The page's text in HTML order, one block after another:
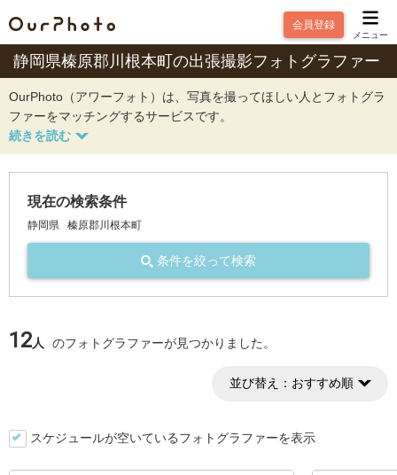
会員登録
メニュー
静岡県榛原郡川根本町の出張撮影フォトグラファー
OurPhoto（アワーフォト）は、写真を撮ってほしい人とフォトグラ
ファーをマッチングするサービスです。
現在の検索条件
静岡県 榛原郡川根本町
条件を絞って検索
12人 のフォトグラファーが見つかりました。
並び替え： おすすめ順
スケジュールが空いているフォトグラファーを表示